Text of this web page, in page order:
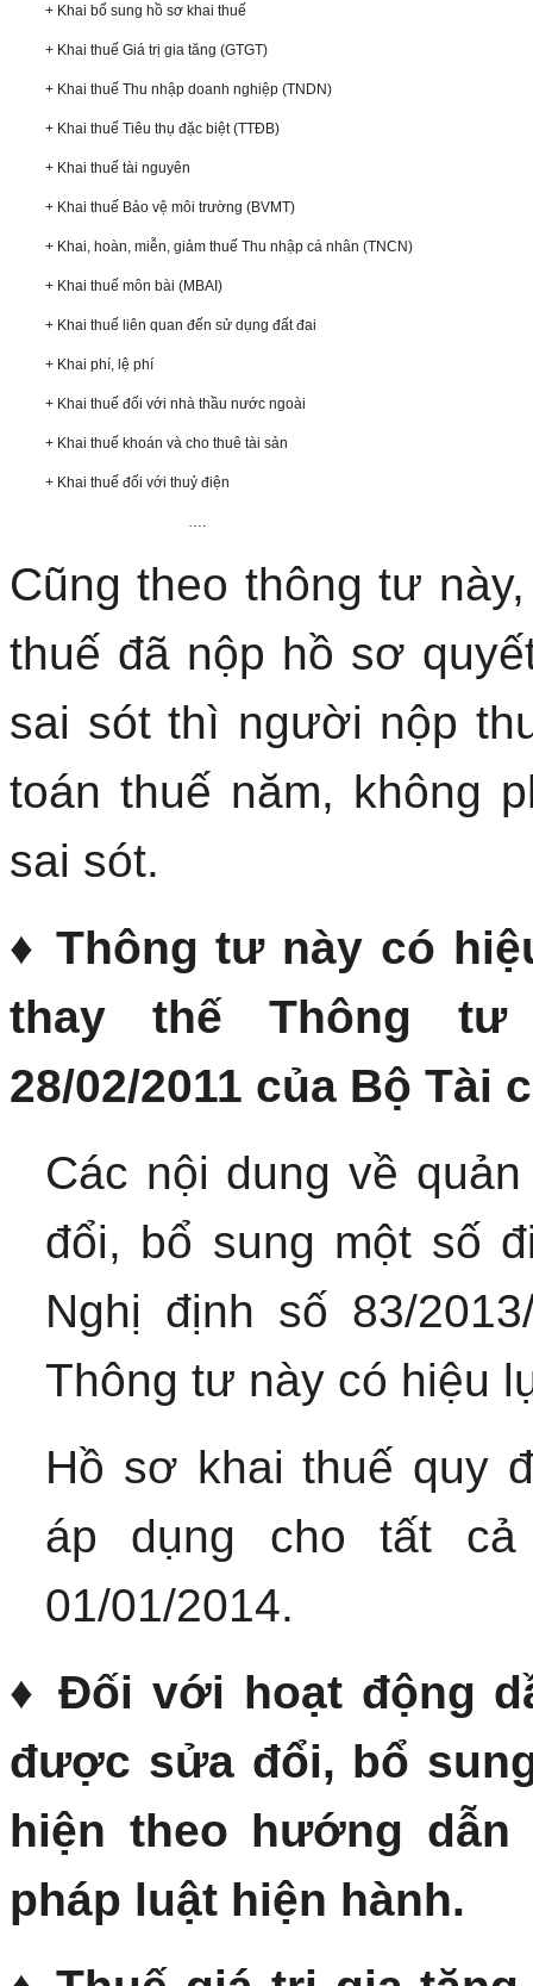
+ Khai bổ sung hồ sơ khai thuế
+ Khai thuế Giá trị gia tăng (GTGT)
+ Khai thuế Thu nhập doanh nghiệp (TNDN)
+ Khai thuế Tiêu thụ đặc biệt (TTĐB)
+ Khai thuế tài nguyên
+ Khai thuế Bảo vệ môi trường (BVMT)
+ Khai, hoàn, miễn, giảm thuế Thu nhập cá nhân (TNCN)
+ Khai thuế môn bài (MBAI)
+ Khai thuế liên quan đến sử dụng đất đai
+ Khai phí, lệ phí
+ Khai thuế đối với nhà thầu nước ngoài
+ Khai thuế khoán và cho thuê tài sản
+ Khai thuế đối với thuỷ điện
Cũng theo thông tư
thuế đã nộp hồ sơ
sai sót thì người nộp
toán thuế năm, không
sai sót.
♦ Thông tư này có
thay thế Thông tư
28/02/2011 của Bộ Tài
Các nội dung về
đổi, bổ sung một số
Nghị định số 83/
Thông tư này có hiệu
Hồ sơ khai thuế quy
áp dụng cho tất
01/01/2014.
♦ Đối với hoạt động
được sửa đổi, bổ
hiện theo hướng
pháp luật hiện hành.